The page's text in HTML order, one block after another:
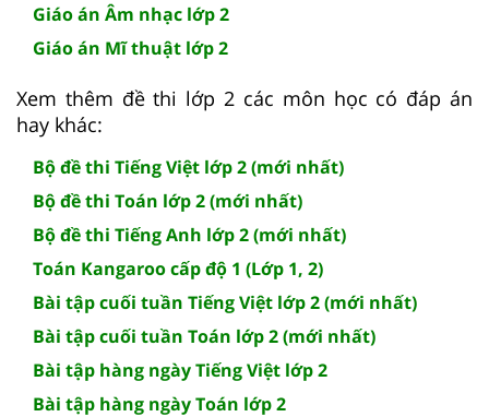
Giáo án Âm nhạc lớp 2
Giáo án Mĩ thuật lớp 2
Xem thêm đề thi lớp 2 các môn học có đáp án
hay khác:
Bộ đề thi Tiếng Việt lớp 2 (mới nhất)
Bộ đề thi Toán lớp 2 (mới nhất)
Bộ đề thi Tiếng Anh lớp 2 (mới nhất)
Toán Kangaroo cấp độ 1 (Lớp 1, 2)
Bài tập cuối tuần Tiếng Việt lớp 2 (mới nhất)
Bài tập cuối tuần Toán lớp 2 (mới nhất)
Bài tập hàng ngày Tiếng Việt lớp 2
Bài tập hàng ngày Toán lớp 2